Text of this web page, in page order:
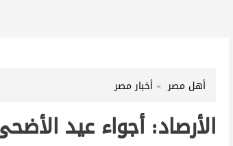
أهل مصر أخبار مصر
الأرصاد: أجواء عيد